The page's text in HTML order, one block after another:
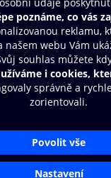
a.s.
osobních údajů
Aplikace
Čti a poslouchej